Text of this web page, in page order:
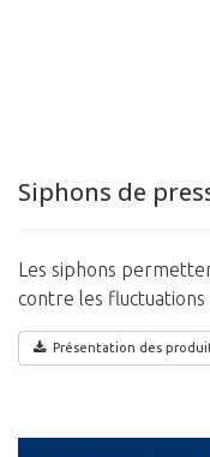
Siphons de
Les siphons
contre les
Présentation des